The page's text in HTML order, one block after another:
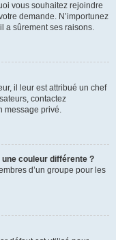
vous souhaitez rejoindre
demande. N’importunez
a sûrement ses raisons.
il leur est attribué un chef
contactez
message privé.
couleur différente ?
d’un groupe pour les